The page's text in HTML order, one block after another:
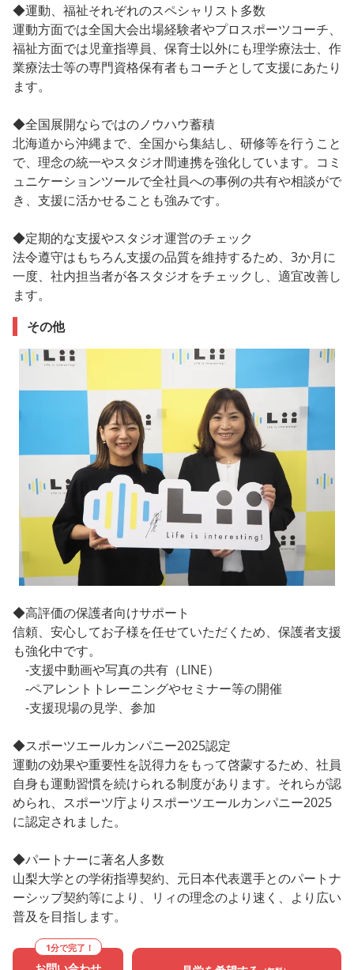
◆運動、福祉それぞれのスペシャリスト多数
運動方面では全国大会出場経験者やプロスポーツコーチ、
福祉方面では児童指導員、保育士以外にも理学療法士、作
業療法士等の専門資格保有者もコーチとして支援にあたり
ます。
◆全国展開ならではのノウハウ蓄積
北海道から沖縄まで、全国から集結し、研修等を行うこと
で、理念の統一やスタジオ間連携を強化しています。コミ
ュニケーションツールで全社員への事例の共有や相談がで
き、支援に活かせることも強みです。
◆定期的な支援やスタジオ運営のチェック
法令遵守はもちろん支援の品質を維持するため、3か月に
一度、社内担当者が各スタジオをチェックし、適宜改善し
ます。
その他
◆高評価の保護者向けサポート
信頼、安心してお子様を任せていただくため、保護者支援
も強化中です。
-支援中動画や写真の共有（LINE）
-ペアレントトレーニングやセミナー等の開催
-支援現場の見学、参加
◆スポーツエールカンパニー2025認定
運動の効果や重要性を説得力をもって啓蒙するため、社員
自身も運動習慣を続けられる制度があります。それらが認
められ、スポーツ庁よりスポーツエールカンパニー2025
に認定されました。
◆パートナーに著名人多数
山梨大学との学術指導契約、元日本代表選手とのパートナ
ーシップ契約等により、リィの理念のより速く、より広い
普及を目指します。
1分で完了！